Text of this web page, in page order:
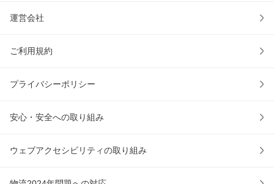
運営会社
ご利用規約
プライバシーポリシー
安心・安全への取り組み
ウェブアクセシビリティの取り組み